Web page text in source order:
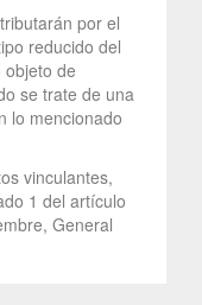
por el
reducido del
de
se trate de una
lo mencionado
vinculantes,
1 del artículo
General